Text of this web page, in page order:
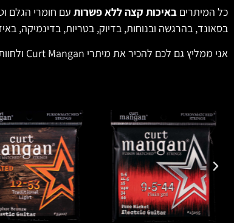
כל המיתרים באיכות קצה ללא פשרות עם חומרי הגלם
בסאונד, בהרגשה ובנוחות, בדיוק, בטריות, בדינמיקה,
אני ממליץ גם לכם להכיר את מיתרי Curt Mangan ולחוות מה הם מיתרי בוטיק אמיתיים!